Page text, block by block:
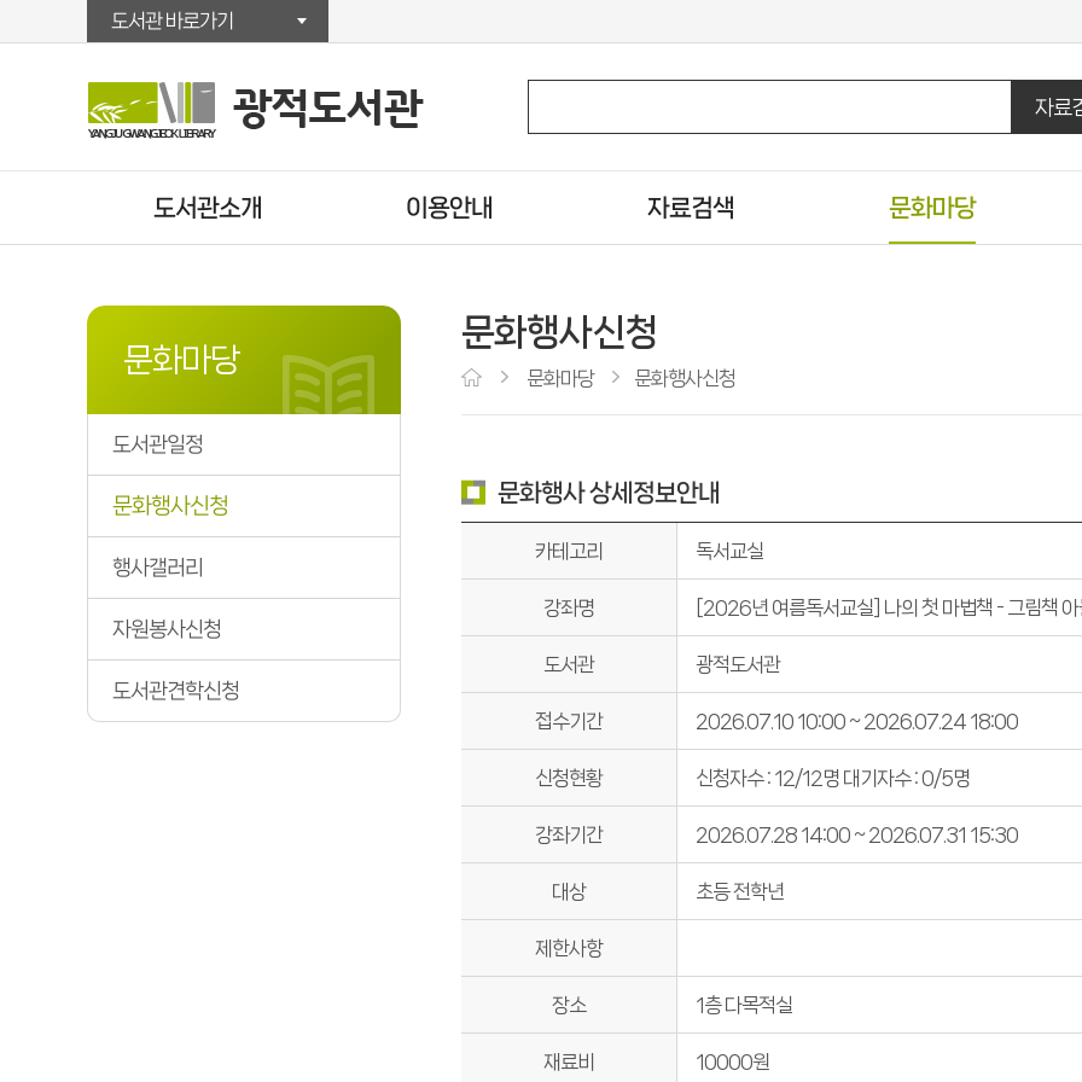
도서관 바로가기
자료
도서관소개
연혁
자료현황
찾아오시는길
운영법규
이용안내
시설안내
대출/반납/예약
U도서관
상호대차서비스
자료검색
DVD/CD검색
U도서관검색
주제별검색
신착자료검색
추천도서
공공도서관 인기도서
희망도서신청
희망도서바로대출
문화마당
도서관견학신청
문화마당
도서관일정
문화행사신청
행사갤러리
자원봉사신청
도서관견학신청
문화행사신청
문화마당 문화행사신청
문화행사 상세정보안내
카테고리 독서교실
강좌명 [2026년 여름독서교실] 나의 첫 마법책 - 그림책 아
도서관 광적도서관
접수기간 2026.07.10 10:00 ~ 2026.07.24 18:00
신청현황 신청자수 : 12/12명 대기자수 : 0/5명
강좌기간 2026.07.28 14:00 ~ 2026.07.31 15:30
대상 초등 전학년
제한사항
장소 1층 다목적실
재료비 10000원